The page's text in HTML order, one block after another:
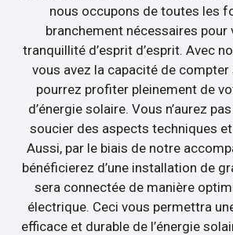
nous occupons de toutes les
branchement nécessaires pour
tranquillité d’esprit d’esprit. Avec
vous avez la capacité de compter
pourrez profiter pleinement de
d’énergie solaire. Vous n’aurez
soucier des aspects techniques
Aussi, par le biais de notre
bénéficierez d’une installation de
sera connectée de manière
électrique. Ceci vous permettra
efficace et durable de l’énergie